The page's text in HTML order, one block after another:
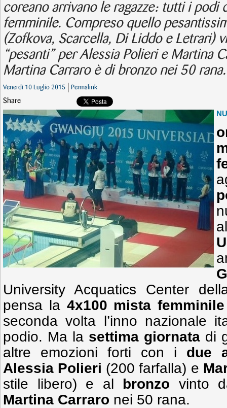
coreano arrivano le ragazze: tutti i podi
femminile. Compreso quello
(Zofkova, Scarcella, Di Liddo e Letrari)
“pesanti” per Alessia Polieri e Martina
Martina Carraro è di bronzo nei 50 rana.
Venerdì 10 Luglio 2015 Permalink
Share
University Acquatics Center
pensa la 4x100 mista femminile
seconda volta l’inno nazionale
podio. Ma la settima giornata di
altre emozioni forti con i due
Alessia Polieri (200 farfalla) e
stile libero) e al bronzo vinto
Martina Carraro nei 50 rana.